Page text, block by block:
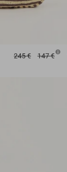
245 € 147 €